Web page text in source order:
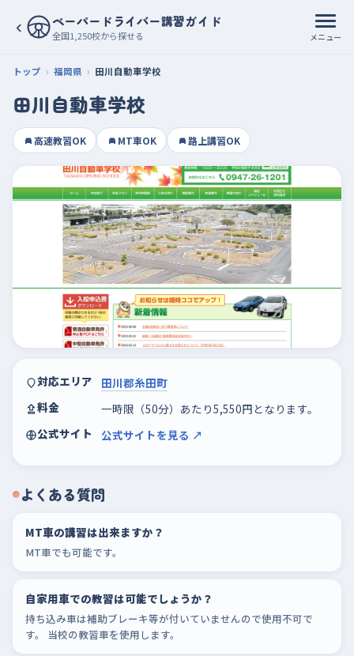
‹ ペーパードライバー講習ガイド
全国1,250校から探せる メニュー
トップ 福岡県 田川自動車学校
田川自動車学校
高速教習OK MT車OK 路上講習OK
対応エリア
田川郡糸田町
料金
一時限（50分）あたり5,550円となります。
公式サイト
公式サイトを見る ↗
よくある質問
MT車の講習は出来ますか？
MT車でも可能です。
自家用車での教習は可能でしょうか？
持ち込み車は補助ブレーキ等が付いていませんので使用不可で
す。 当校の教習車を使用します。